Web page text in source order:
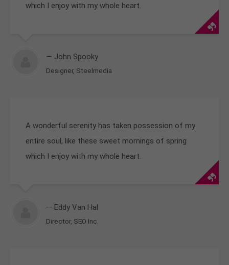
which I enjoy with my whole heart.
— John Spooky
Designer, Steelmedia
A wonderful serenity has taken possession of my
entire soul, like these sweet mornings of spring
which I enjoy with my whole heart.
— Eddy Van Hal
Director, SEO Inc.